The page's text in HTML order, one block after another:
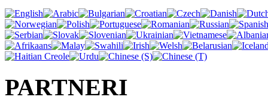
PARTNERI